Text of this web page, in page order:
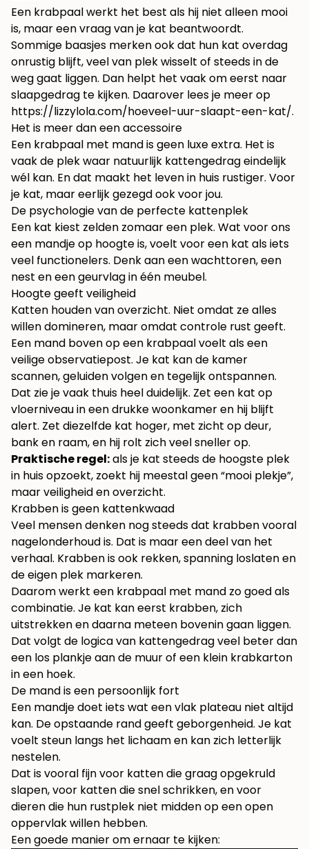
Een krabpaal werkt het best als hij niet alleen mooi
is, maar een vraag van je kat beantwoordt.
Sommige baasjes merken ook dat hun kat overdag
onrustig blijft, veel van plek wisselt of steeds in de
weg gaat liggen. Dan helpt het vaak om eerst naar
slaapgedrag te kijken. Daarover lees je meer op
https://lizzylola.com/hoeveel-uur-slaapt-een-kat/.
Het is meer dan een accessoire
Een krabpaal met mand is geen luxe extra. Het is
vaak de plek waar natuurlijk kattengedrag eindelijk
wél kan. En dat maakt het leven in huis rustiger. Voor
je kat, maar eerlijk gezegd ook voor jou.
De psychologie van de perfecte kattenplek
Een kat kiest zelden zomaar een plek. Wat voor ons
een mandje op hoogte is, voelt voor een kat als iets
veel functionelers. Denk aan een wachttoren, een
nest en een geurvlag in één meubel.
Hoogte geeft veiligheid
Katten houden van overzicht. Niet omdat ze alles
willen domineren, maar omdat controle rust geeft.
Een mand boven op een krabpaal voelt als een
veilige observatiepost. Je kat kan de kamer
scannen, geluiden volgen en tegelijk ontspannen.
Dat zie je vaak thuis heel duidelijk. Zet een kat op
vloerniveau in een drukke woonkamer en hij blijft
alert. Zet diezelfde kat hoger, met zicht op deur,
bank en raam, en hij rolt zich veel sneller op.
Praktische regel:als je kat steeds de hoogste plek
in huis opzoekt, zoekt hij meestal geen “mooi plekje”,
maar veiligheid en overzicht.
Krabben is geen kattenkwaad
Veel mensen denken nog steeds dat krabben vooral
nagelonderhoud is. Dat is maar een deel van het
verhaal. Krabben is ook rekken, spanning loslaten en
de eigen plek markeren.
Daarom werkt een krabpaal met mand zo goed als
combinatie. Je kat kan eerst krabben, zich
uitstrekken en daarna meteen bovenin gaan liggen.
Dat volgt de logica van kattengedrag veel beter dan
een los plankje aan de muur of een klein krabkarton
in een hoek.
De mand is een persoonlijk fort
Een mandje doet iets wat een vlak plateau niet altijd
kan. De opstaande rand geeft geborgenheid. Je kat
voelt steun langs het lichaam en kan zich letterlijk
nestelen.
Dat is vooral fijn voor katten die graag opgekruld
slapen, voor katten die snel schrikken, en voor
dieren die hun rustplek niet midden op een open
oppervlak willen hebben.
Een goede manier om ernaar te kijken: